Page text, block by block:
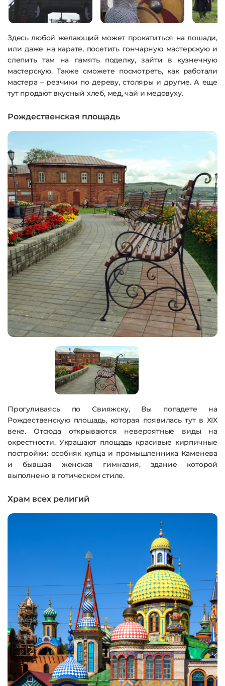
Здесь любой желающий может прокатиться на лошади,
или даже на карате, посетить гончарную мастерскую и
слепить там на память поделку, зайти в кузнечную
мастерскую. Также сможете посмотреть, как работали
мастера – резчики по дереву, столяры и другие. А еще
тут продают вкусный хлеб, мед, чай и медовуху.
Рождественская площадь
Прогуливаясь по Свияжску, Вы попадете на
Рождественскую площадь, которая появилась тут в XIX
веке. Отсюда открываются невероятные виды на
окрестности. Украшают площадь красивые кирпичные
постройки: особняк купца и промышленника Каменева
и бывшая женская гимназия, здание которой
выполнено в готическом стиле.
Храм всех религий